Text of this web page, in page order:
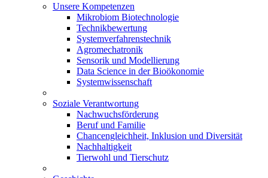
Unsere Kompetenzen
Mikrobiom Biotechnologie
Technikbewertung
Systemverfahrenstechnik
Agromechatronik
Sensorik und Modellierung
Data Science in der Bioökonomie
Systemwissenschaft
Soziale Verantwortung
Nachwuchsförderung
Beruf und Familie
Chancengleichheit, Inklusion und Diversität
Nachhaltigkeit
Tierwohl und Tierschutz